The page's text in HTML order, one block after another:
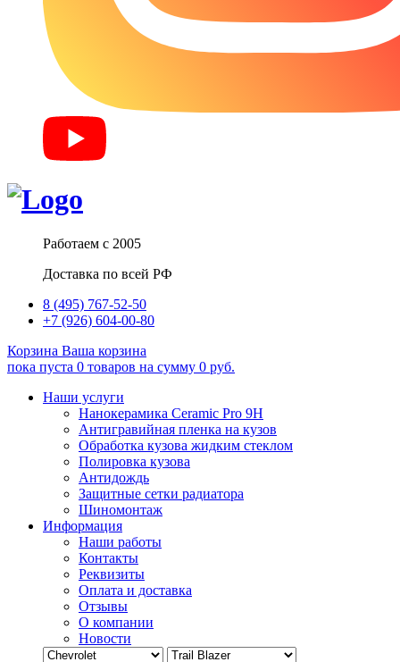
Работаем с 2005
Доставка по всей РФ
8 (495) 767-52-50
+7 (926) 604-00-80
Корзина Ваша корзина
пока пуста 0 товаров на сумму 0 руб.
Наши услуги
Нанокерамика Ceramic Pro 9H
Антигравийная пленка на кузов
Обработка кузова жидким стеклом
Полировка кузова
Антидождь
Защитные сетки радиатора
Шиномонтаж
Информация
Наши работы
Контакты
Реквизиты
Оплата и доставка
Отзывы
О компании
Новости